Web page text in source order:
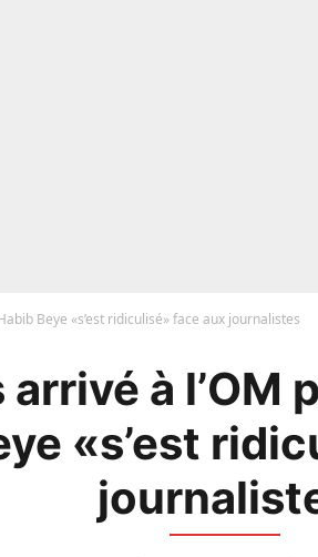
Beye «s’est ridiculisé» face aux journalistes
arrivé à l’OM
«s’est